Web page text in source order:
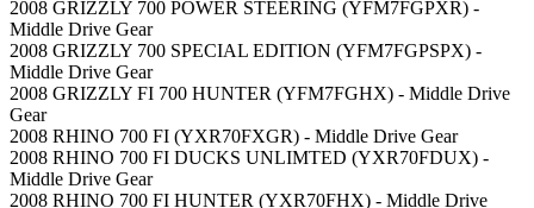
2008 GRIZZLY 700 POWER STEERING (YFM7FGPXR) -
Middle Drive Gear
2008 GRIZZLY 700 SPECIAL EDITION (YFM7FGPSPX) -
Middle Drive Gear
2008 GRIZZLY FI 700 HUNTER (YFM7FGHX) - Middle Drive
Gear
2008 RHINO 700 FI (YXR70FXGR) - Middle Drive Gear
2008 RHINO 700 FI DUCKS UNLIMTED (YXR70FDUX) -
Middle Drive Gear
2008 RHINO 700 FI HUNTER (YXR70FHX) - Middle Drive